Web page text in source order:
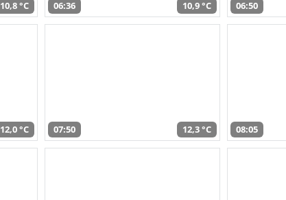
10,8 °C 06:36 10,9 °C 06:50
12,0 °C 07:50 12,3 °C 08:05